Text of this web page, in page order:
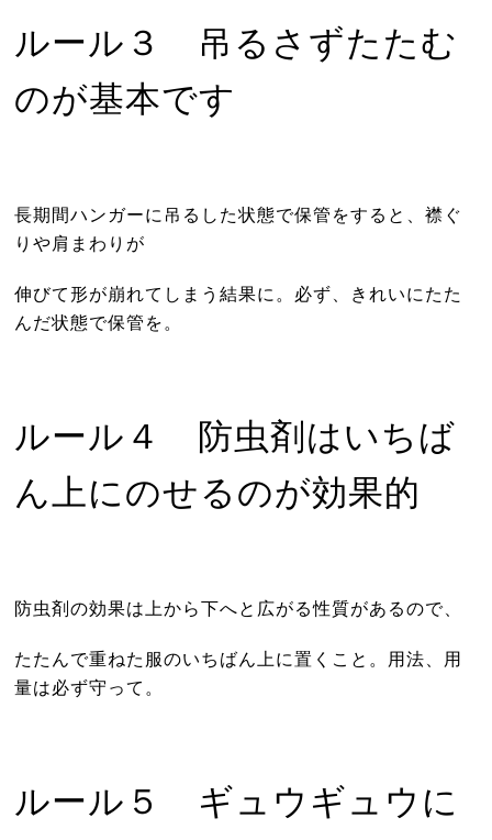
ルール３ 吊るさずたたむ
のが基本です
長期間ハンガーに吊るした状態で保管をすると、襟ぐ
りや肩まわりが
伸びて形が崩れてしまう結果に。必ず、きれいにたた
んだ状態で保管を。
ルール４ 防虫剤はいちば
ん上にのせるのが効果的
防虫剤の効果は上から下へと広がる性質があるので、
たたんで重ねた服のいちばん上に置くこと。用法、用
量は必ず守って。
ルール５ ギュウギュウに